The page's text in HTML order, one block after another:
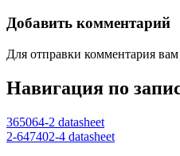
Добавить комментарий
Для отправки комментария
Навигация по
365064-2 datasheet
2-647402-4 datasheet